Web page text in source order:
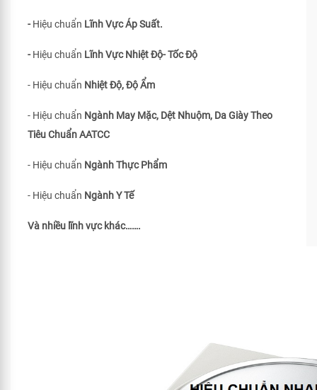
-Hiệu chuẩn Lĩnh Vực Áp Suất.
-Hiệu chuẩn Lĩnh Vực Nhiệt Độ- Tốc Độ
- Hiệu chuẩn Nhiệt Độ, Độ Ẩm
- Hiệu chuẩn Ngành May Mặc, Dệt Nhuộm, Da Giày Theo
Tiêu ChuẩnAATCC
- Hiệu chuẩn Ngành Thực Phẩm
- Hiệu chuẩn Ngành Y Tế
Và nhiều lĩnh vực khác…….